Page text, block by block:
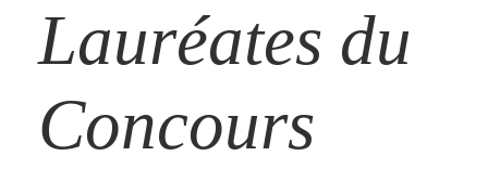
Lauréates du
Concours